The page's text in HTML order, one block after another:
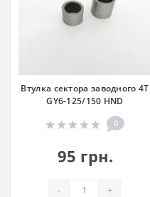
Втулка сектора заводного 4Т
GY6-125/150 HND
0
95 грн.
- +